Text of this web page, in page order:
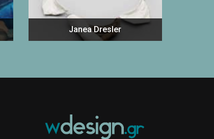
Janea Dresler